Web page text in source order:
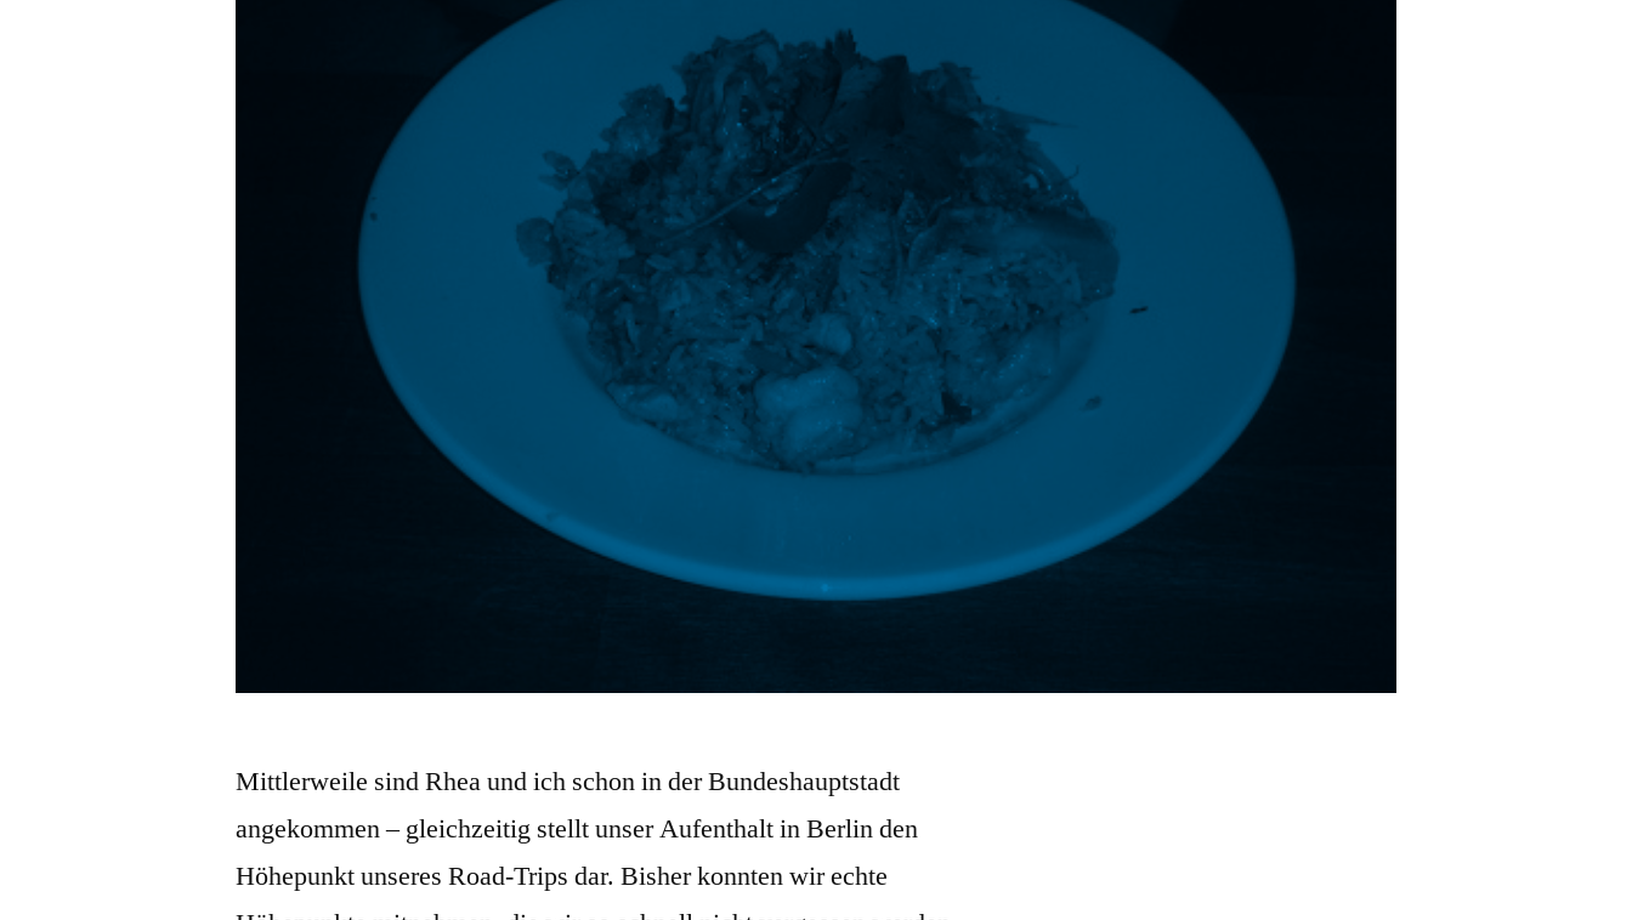
Mittlerweile sind Rhea und ich schon in der Bundeshauptstadt
angekommen – gleichzeitig stellt unser Aufenthalt in Berlin den
Höhepunkt unseres Road-Trips dar. Bisher konnten wir echte